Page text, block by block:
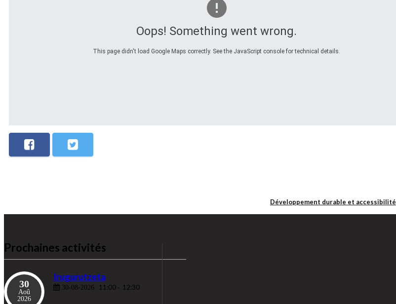
Oops! Something went wrong.
This page didn't load Google Maps correctly. See the JavaScript console for technical details.
Prochaines activités
30
Aoû
2026
Irugurutzeta
30-08-2026 11:00 - 12:30
Développement durable et accessibilité